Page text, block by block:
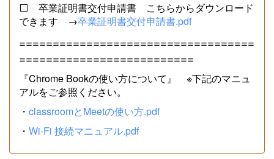
⬜ 卒業証明書交付申請書 こちらからダウンロード
できます →卒業証明書交付申請書.pdf
===================================
==========================
『Chrome Bookの使い方について』 ※下記のマニュ
アルをご参照ください。
・ classroomとMeetの使い方.pdf
・ Wi-Fi 接続マニュアル.pdf